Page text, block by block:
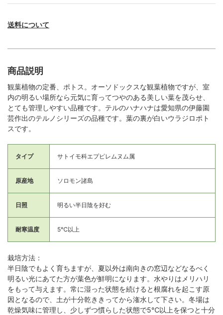
送料について
商品説明
観葉植物の定番、ポトス。オーソドックスな観葉植物ですが、室
内の明るい場所なら元気に育ってつやのある美しい葉を茂らせ、
とても管理しやすい品種です。テルのハナハナは愛知県の伊藤園
芸作出のテルノシリーズの品種です。葉の裏が白いウラジロポト
スです。
タイプ サトイモ科エプピレムヌム属
原産地 ソロモン諸島
日照 明るい半日陰を好む
耐寒温度 5℃以上
栽培方法：
半日陰でもよく育ちますが、夏以外は南向きの窓辺などなるべく
明るい光にあてた方が葉色が鮮明になります。水やりはメリハリ
をもって与えます。常に湿った状態を続けると根腐れを起こす原
因となるので、土が十分乾ききってから潅水して下さい。冬場は
乾燥気味に管理し、少しずつ慣らした状態で5℃以上を保つと十分